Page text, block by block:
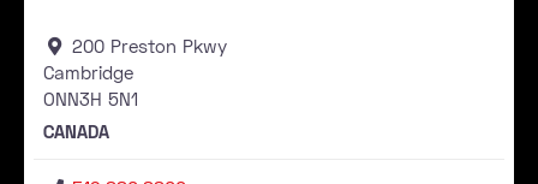
200 Preston Pkwy
Cambridge
ONN3H 5N1
CANADA